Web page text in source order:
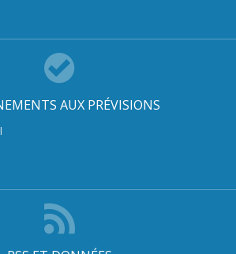
AUX PRÉVISIONS